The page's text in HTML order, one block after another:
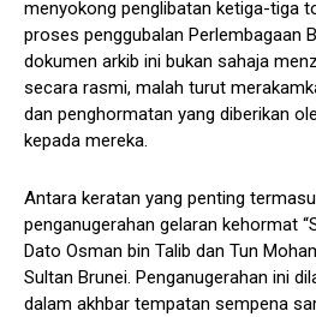
menyokong penglibatan ketiga-tiga
proses penggubalan Perlembagaan
dokumen arkib ini bukan sahaja
secara rasmi, malah turut
dan penghormatan yang diberikan
kepada mereka.
Antara keratan yang penting
penganugerahan gelaran kehormat
Dato Osman bin Talib dan Tun
Sultan Brunei. Penganugerahan ini
dalam akhbar tempatan sempena